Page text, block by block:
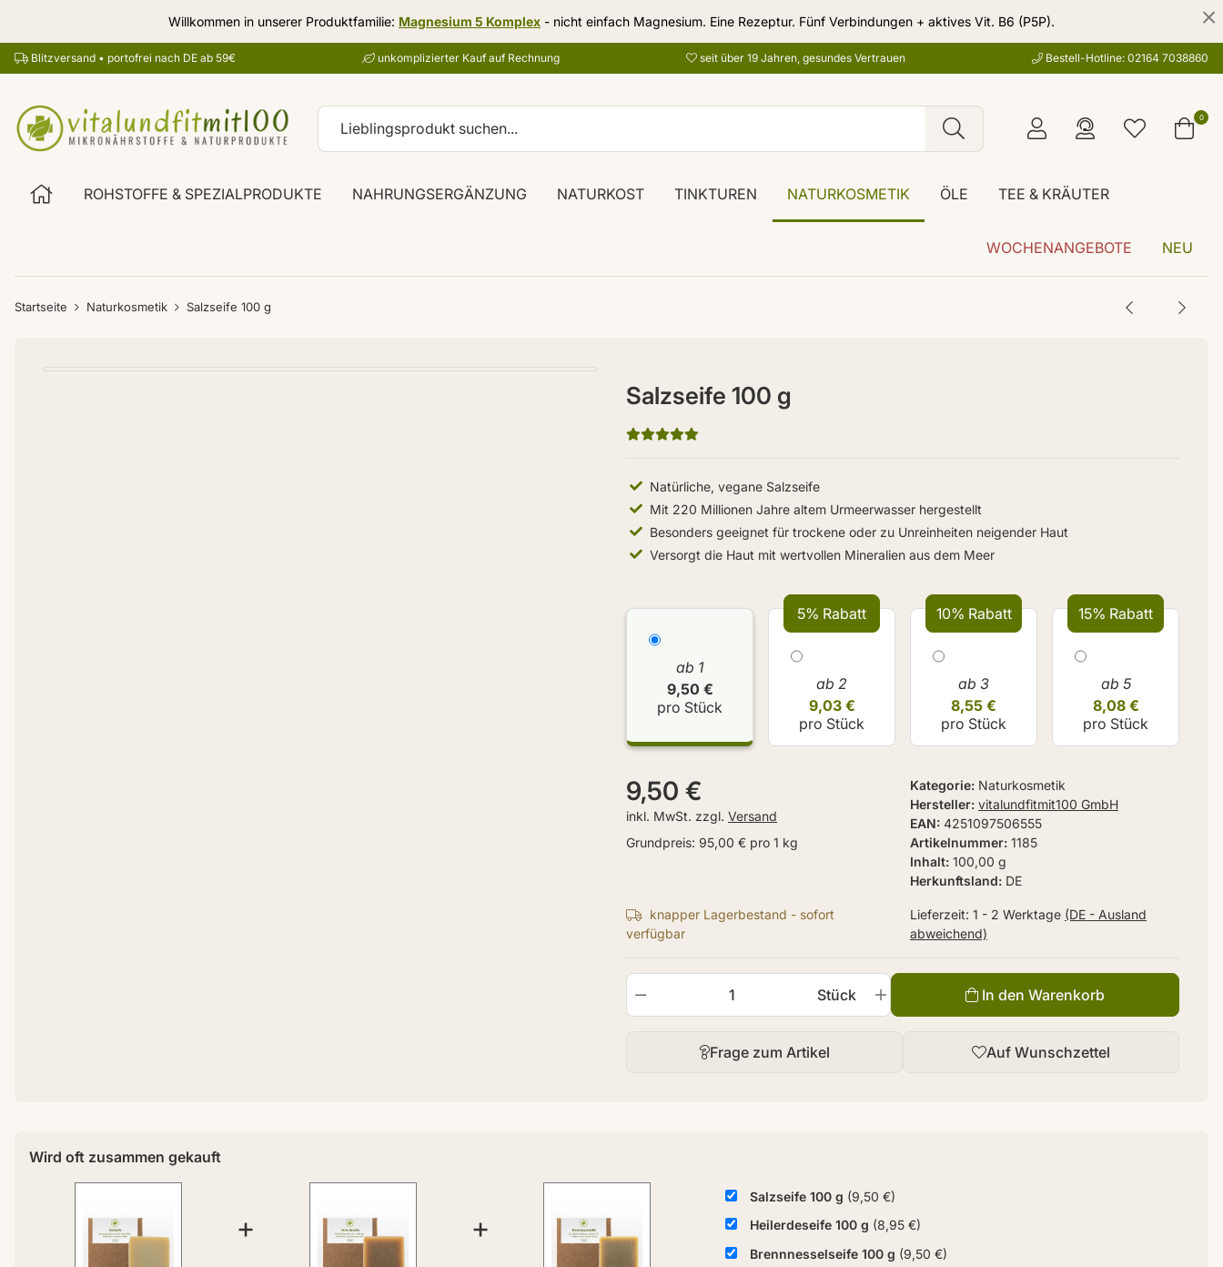
Willkommen in unserer Produktfamilie: Magnesium 5 Komplex - nicht einfach Magnesium. Eine Rezeptur. Fünf Verbindungen + aktives Vit. B6 (P5P).
Blitzversand • portofrei nach DE ab 59€ unkomplizierter Kauf auf Rechnung seit über 19 Jahren, gesundes Vertrauen Bestell-Hotline: 02164 7038860
ROHSTOFFE & SPEZIALPRODUKTE NAHRUNGSERGÄNZUNG NATURKOST TINKTUREN NATURKOSMETIK ÖLE TEE & KRÄUTER
WOCHENANGEBOTE NEU
0
Startseite Naturkosmetik Salzseife 100 g
Salzseife 100 g
Inhalt 100,00 g
Hersteller vitalundfitmit100 GmbH
Artikelnummer 1185
EAN 4251097506555
Herkunftsland DE
Kategorie Naturkosmetik
Natürliche, vegane Salzseife
Mit 220 Millionen Jahre altem Urmeerwasser hergestellt
Besonders geeignet für trockene oder zu Unreinheiten neigender Haut
Versorgt die Haut mit wertvollen Mineralien aus dem Meer
9,50 €
inkl. MwSt. zzgl. Versand
Grundpreis: 95,00 € pro 1 kg
Frage zum Artikel Auf Wunschzettel
Stück In den Warenkorb
knapper Lagerbestand - sofort
verfügbar
Lieferzeit: 1 - 2 Werktage (DE - Ausland
abweichend)
ab 1
9,50 €
pro Stück
5% Rabatt
ab 2
9,03 €
pro Stück
10% Rabatt
ab 3
8,55 €
pro Stück
15% Rabatt
ab 5
8,08 €
pro Stück
Wird oft zusammen gekauft
+ +
Salzseife 100 g (9,50 €)
Heilerdeseife 100 g (8,95 €)
Brennnesselseife 100 g (9,50 €)